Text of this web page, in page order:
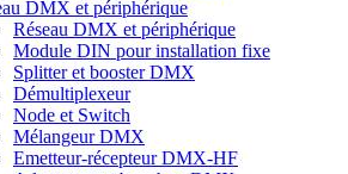
DMX et périphérique
Réseau DMX et périphérique
Module DIN pour installation fixe
Splitter et booster DMX
Démultiplexeur
Node et Switch
Mélangeur DMX
Emetteur-récepteur DMX-HF